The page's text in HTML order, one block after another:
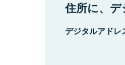
住所に、デ
デジタルアドレ